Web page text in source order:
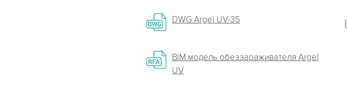
DWG Argel UV-35
BIM модель обеззараживателя Argel
UV